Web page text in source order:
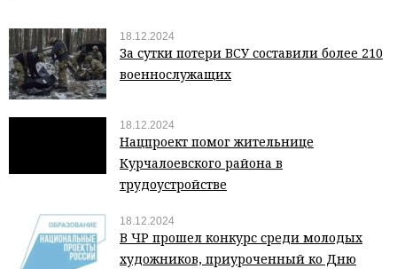
18.12.2024
За сутки потери ВСУ составили более 210
военнослужащих
18.12.2024
Нацпроект помог жительнице
Курчалоевского района в
трудоустройстве
18.12.2024
В ЧР прошел конкурс среди молодых
художников, приуроченный ко Дню